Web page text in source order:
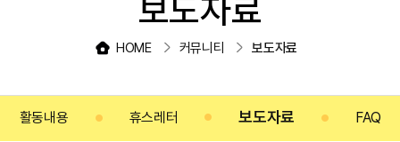
활동내용 휴스레터 보도자료 FAQ
보도자료
HOME 커뮤니티 보도자료